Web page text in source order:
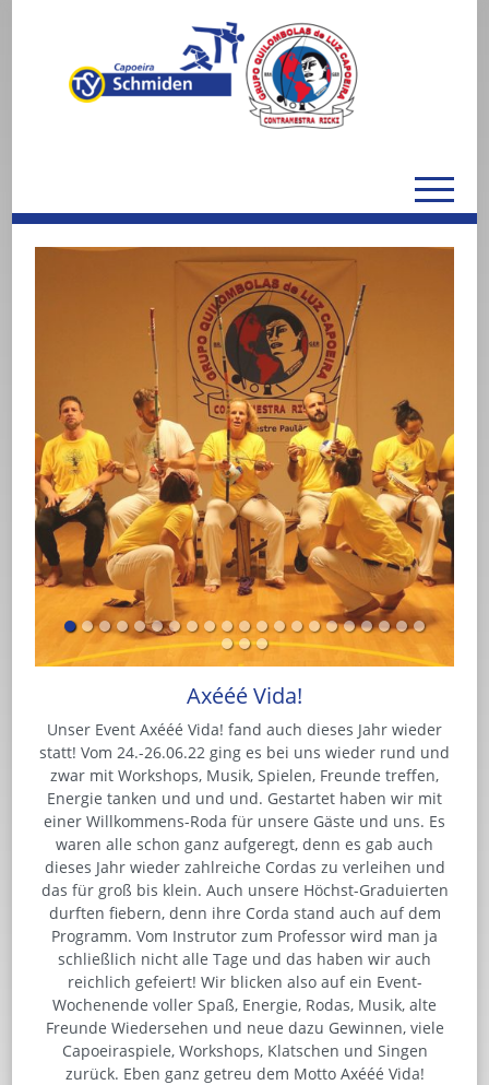
Axééé Vida!
Unser Event Axééé Vida! fand auch dieses Jahr wieder
statt! Vom 24.-26.06.22 ging es bei uns wieder rund und
zwar mit Workshops, Musik, Spielen, Freunde treffen,
Energie tanken und und und. Gestartet haben wir mit
einer Willkommens-Roda für unsere Gäste und uns. Es
waren alle schon ganz aufgeregt, denn es gab auch
dieses Jahr wieder zahlreiche Cordas zu verleihen und
das für groß bis klein. Auch unsere Höchst-Graduierten
durften fiebern, denn ihre Corda stand auch auf dem
Programm. Vom Instrutor zum Professor wird man ja
schließlich nicht alle Tage und das haben wir auch
reichlich gefeiert! Wir blicken also auf ein Event-
Wochenende voller Spaß, Energie, Rodas, Musik, alte
Freunde Wiedersehen und neue dazu Gewinnen, viele
Capoeiraspiele, Workshops, Klatschen und Singen
zurück. Eben ganz getreu dem Motto Axééé Vida!